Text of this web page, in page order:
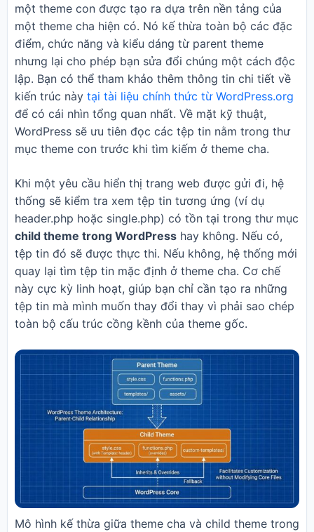
một theme con được tạo ra dựa trên nền tảng của
một theme cha hiện có. Nó kế thừa toàn bộ các đặc
điểm, chức năng và kiểu dáng từ parent theme
nhưng lại cho phép bạn sửa đổi chúng một cách độc
lập. Bạn có thể tham khảo thêm thông tin chi tiết về
kiến trúc này tại tài liệu chính thức từ WordPress.org
để có cái nhìn tổng quan nhất. Về mặt kỹ thuật,
WordPress sẽ ưu tiên đọc các tệp tin nằm trong thư
mục theme con trước khi tìm kiếm ở theme cha.
Khi một yêu cầu hiển thị trang web được gửi đi, hệ
thống sẽ kiểm tra xem tệp tin tương ứng (ví dụ
header.php hoặc single.php) có tồn tại trong thư mục
child theme trong WordPress hay không. Nếu có,
tệp tin đó sẽ được thực thi. Nếu không, hệ thống mới
quay lại tìm tệp tin mặc định ở theme cha. Cơ chế
này cực kỳ linh hoạt, giúp bạn chỉ cần tạo ra những
tệp tin mà mình muốn thay đổi thay vì phải sao chép
toàn bộ cấu trúc cồng kềnh của theme gốc.
Mô hình kế thừa giữa theme cha và child theme trong